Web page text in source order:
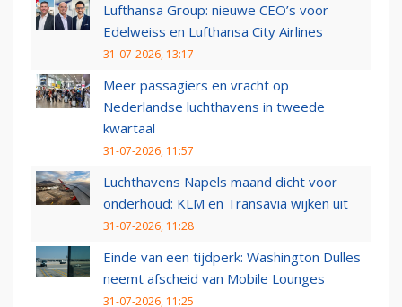
Lufthansa Group: nieuwe CEO’s voor
Edelweiss en Lufthansa City Airlines
31-07-2026, 13:17
Meer passagiers en vracht op
Nederlandse luchthavens in tweede
kwartaal
31-07-2026, 11:57
Luchthavens Napels maand dicht voor
onderhoud: KLM en Transavia wijken uit
31-07-2026, 11:28
Einde van een tijdperk: Washington Dulles
neemt afscheid van Mobile Lounges
31-07-2026, 11:25